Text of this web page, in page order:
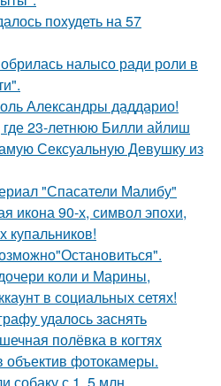
похудеть на 57
налысо ради роли в
Александры даддарио!
где 23-летнюю Билли айлиш
Сексуальную Девушку из
"Спасатели Малибу"
икона 90-х, символ эпохи,
купальников!
коли и Марины,
в социальных сетях!
удалось заснять
полёвка в когтях
объектив фотокамеры.